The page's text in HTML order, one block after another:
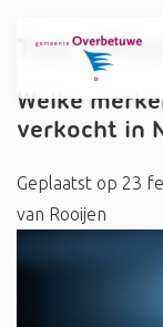
Tag:
Welke
verkocht in
Geplaatst op 23
van Rooijen